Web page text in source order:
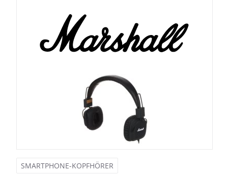
SMARTPHONE-KOPFHÖRER